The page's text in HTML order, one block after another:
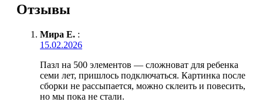
Отзывы
Мира Е. :
15.02.2026
Пазл на 500 элементов — сложноват для ребенка
семи лет, пришлось подключаться. Картинка после
сборки не рассыпается, можно склеить и повесить,
но мы пока не стали.